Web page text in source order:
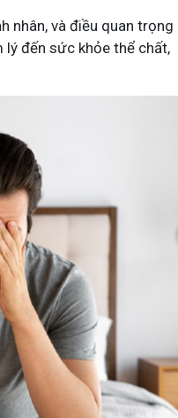
nhân, và điều quan trọng
đến sức khỏe thể chất,